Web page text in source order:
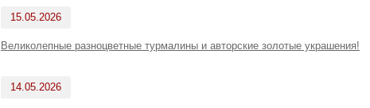
15.05.2026
Великолепные разноцветные турмалины и авторские золотые украшения!
14.05.2026